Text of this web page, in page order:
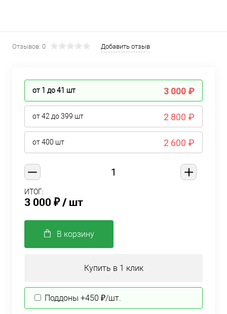
Отзывов: 0 Добавить отзыв
от 1 до 41 шт 3 000 ₽
от 42 до 399 шт 2 800 ₽
от 400 шт 2 600 ₽
ИТОГ:
3 000 ₽/ шт
В корзину
Купить в 1 клик
Поддоны +450 ₽/шт.